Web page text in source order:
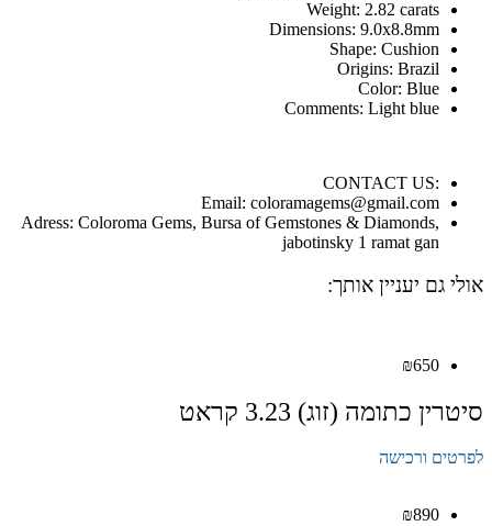
Weight: 2.82 carats
Dimensions: 9.0x8.8mm
Shape: Cushion
Origins: Brazil
Color: Blue
Comments: Light blue
:CONTACT US
Email: coloramagems@gmail.com
Adress: Coloroma Gems, Bursa of Gemstones & Diamonds,
jabotinsky 1 ramat gan
אולי גם יעניין אותך:
₪650
סיטרין כתומה (זוג) 3.23 קראט
לפרטים ורכישה
₪890